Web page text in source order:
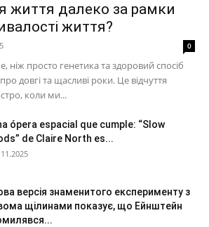
життя далеко за рамки
життя?
0
ніж просто генетика та здоровий спосіб
довгі та щасливі роки. Це відчуття
коли ми...
ópera espacial que cumple: “Slow
de Claire North es...
версія знаменитого експерименту з
щілинами показує, що Ейнштейн